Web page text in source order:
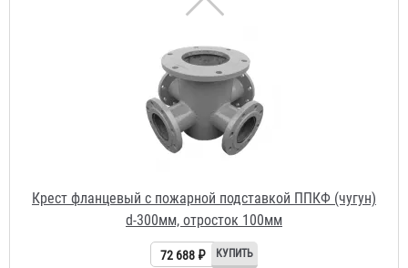
Крест фланцевый с пожарной подставкой ППКФ (чугун)
d-300мм, отросток 100мм